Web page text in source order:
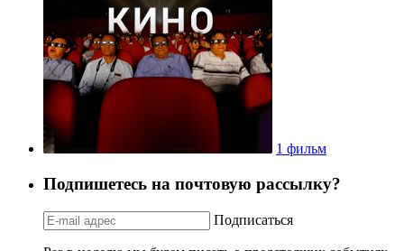
1 фильм
Подпишетесь на почтовую рассылку?
Подписаться